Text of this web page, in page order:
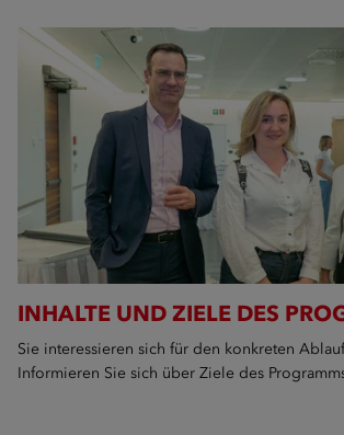
INHALTE UND ZIELE DES
Sie interessieren sich für den konkreten
Informieren Sie sich über Ziele des